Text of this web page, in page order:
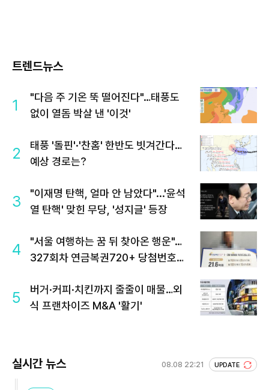
트렌드뉴스
1
"다음 주 기온 뚝 떨어진다"…태풍도
없이 열돔 박살 낸 '이것'
2
태풍 '돌핀'·'찬홈' 한반도 빗겨간다…
예상 경로는?
3
"이재명 탄핵, 얼마 안 남았다"...'윤석
열 탄핵' 맞힌 무당, '성지글' 등장
4
"서울 여행하는 꿈 뒤 찾아온 행운"…
327회차 연금복권720+ 당첨번호조
5
버거·커피·치킨까지 줄줄이 매물…외
식 프랜차이즈 M&A '활기'
실시간 뉴스 08.08 22:21 UPDATE